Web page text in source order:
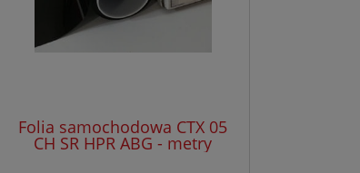
Folia samochodowa CTX 05
CH SR HPR ABG - metry